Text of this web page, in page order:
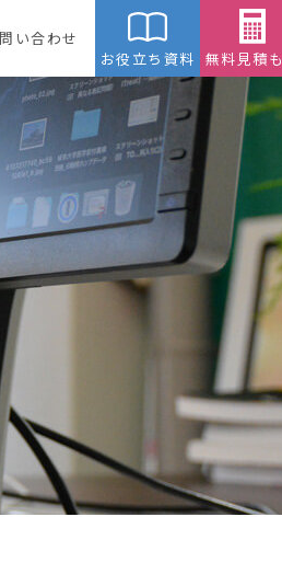
い合わせ
お役立ち資料 無料見積